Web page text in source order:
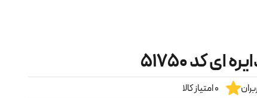
کد ۵۱۷۵۰
0 امتیاز کالا